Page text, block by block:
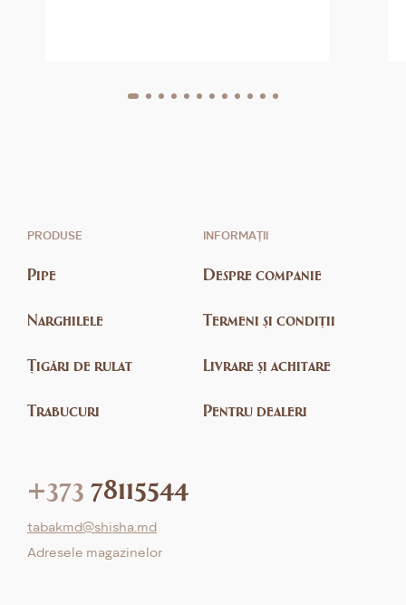
PRODUSE
Pipe
Narghilele
Țigări de rulat
Trabucuri
INFORMAȚII
Despre companie
Termeni și condiții
Livrare și achitare
Pentru dealeri
+373 78115544
tabakmd@shisha.md
Adresele magazinelor